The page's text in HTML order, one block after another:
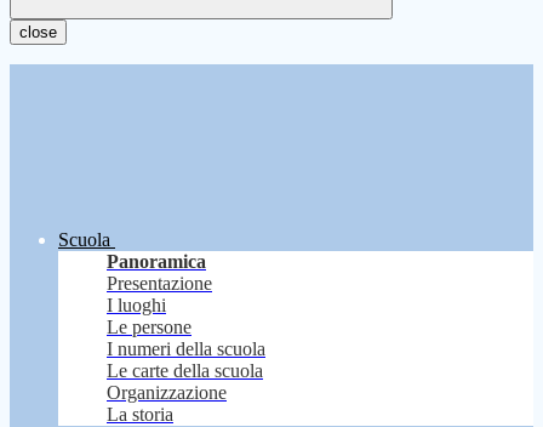
close
Scuola
Panoramica
Presentazione
I luoghi
Le persone
I numeri della scuola
Le carte della scuola
Organizzazione
La storia